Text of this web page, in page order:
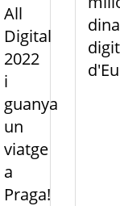
All
Digital
2022
i
guanya
un
viatge
a
Praga!